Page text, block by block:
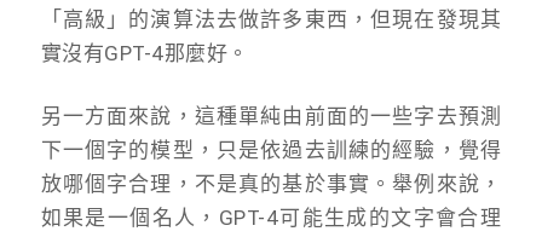
「高級」的演算法去做許多東西，但現在發現其
實沒有GPT-4那麼好。
另一方面來說，這種單純由前面的一些字去預測
下一個字的模型，只是依過去訓練的經驗，覺得
放哪個字合理，不是真的基於事實。舉例來說，
如果是一個名人，GPT-4可能生成的文字會合理